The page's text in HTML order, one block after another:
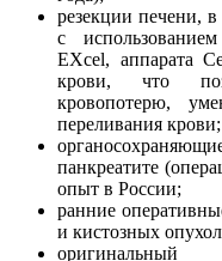
резекции печени,
с
EXcel, аппарата
крови, что
кровопотерю,
переливания крови;
панкреатите
опыт в России;
ранние
и кистозных